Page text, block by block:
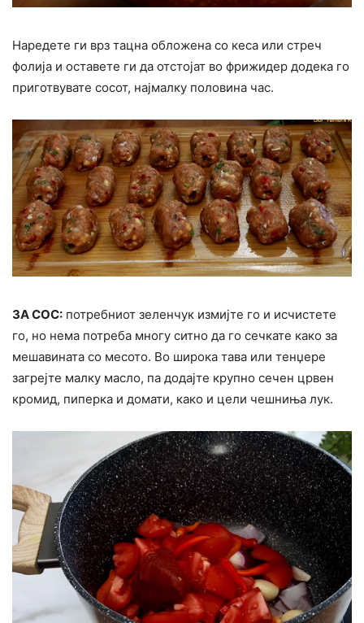
Наредете ги врз тацна обложена со кеса или стреч
фолија и оставете ги да отстојат во фрижидер додека го
приготвувате сосот, најмалку половина час.
ЗА СОС: потребниот зеленчук измијте го и исчистете
го, но нема потреба многу ситно да го сечкате како за
мешавината со месото. Во широка тава или тенџере
загрејте малку масло, па додајте крупно сечен црвен
кромид, пиперка и домати, како и цели чешниња лук.